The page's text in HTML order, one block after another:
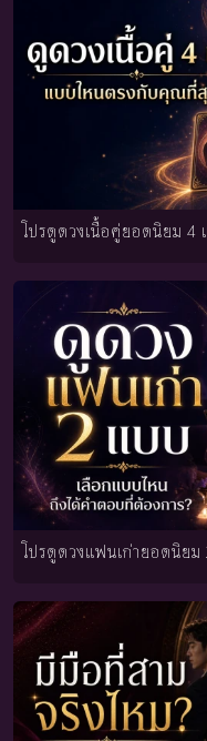
โปรดูดวงเนื้อคู่ยอดนิยม 4
โปรดูดวงแฟนเก่ายอดนิยม